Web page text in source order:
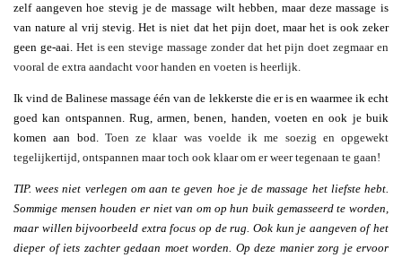
zelf aangeven hoe stevig je de massage wilt hebben, maar deze massage is
van nature al vrij stevig. Het is niet dat het pijn doet, maar het is ook zeker
geen ge-aai. Het is een stevige massage zonder dat het pijn doet zegmaar en
vooral de extra aandacht voor handen en voeten is heerlijk.
Ik vind de Balinese massage één van de lekkerste die er is en waarmee ik echt
goed kan ontspannen. Rug, armen, benen, handen, voeten en ook je buik
komen aan bod. Toen ze klaar was voelde ik me soezig en opgewekt
tegelijkertijd, ontspannen maar toch ook klaar om er weer tegenaan te gaan!
TIP. wees niet verlegen om aan te geven hoe je de massage het liefste hebt.
Sommige mensen houden er niet van om op hun buik gemasseerd te worden,
maar willen bijvoorbeeld extra focus op de rug. Ook kun je aangeven of het
dieper of iets zachter gedaan moet worden. Op deze manier zorg je ervoor